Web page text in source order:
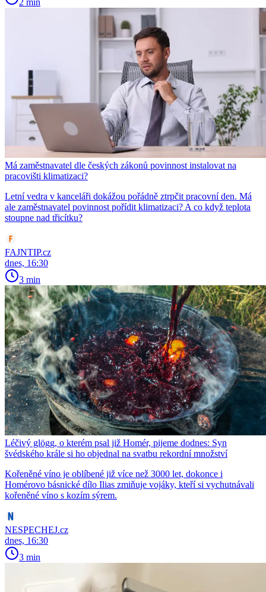
Má zaměstnavatel dle českých zákonů povinnost instalovat na
pracovišti klimatizaci?
Letní vedra v kanceláři dokážou pořádně ztrpčit pracovní den. Má
ale zaměstnavatel povinnost pořídit klimatizaci? A co když teplota
stoupne nad třicítku?
FAJNTIP.cz
dnes, 16:30
3 min
Léčivý glögg, o kterém psal již Homér, pijeme dodnes: Syn
švédského krále si ho objednal na svatbu rekordní množství
Kořeněné víno je oblíbené již více než 3000 let, dokonce i
Homérovo básnické dílo Ilias zmiňuje vojáky, kteří si vychutnávali
kořeněné víno s kozím sýrem.
NESPECHEJ.cz
dnes, 16:30
3 min